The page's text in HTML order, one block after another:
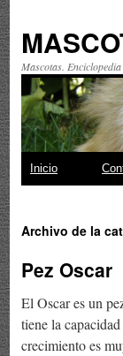
Mascotas.
Saltar
contenido
Inicio
Archivo de la
Pez Oscar
El Oscar es un
tiene la
crecimiento es